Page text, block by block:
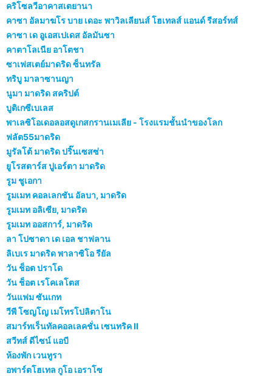
คริโซลวีอาคาสเตยานา
คาซา อัลมาฆโร บาย เดอะ พาวิลเลียนส์ โฮเทลส์ แอนด์ รีสอร์ทส์
คาซา เด อูเอสเปเดส อัลมันซา
คาตาโลเนีย อาโตชา
ซาเฟสเตย์มาดริด ซ็นทรัล
ทริบู มาลาซานญา
นูมา มาดริด สคริปต์
บูติเกซีเบเลส
พาเลซิโอเดอลอสดูเกสกรานเมเลีย - โรงแรมชั้นนำของโลก
ฟลัต55มาดริด
มูรัลโต้ มาดริด ปริ๊นเซสซ่า
ยูโรสตาร์ส ปูเอร์ตา มาดริด
รูม ชูเอกา
รูมเมท คอลเลกชัน อัลบา, มาดริด
รูมเมท อลิเซีย, มาดริด
รูมเมท ออสการ์, มาดริด
ลา โปซาดา เด เอล ชาฟลาน
ลิเบเร มาดริด พาลาซิโอ รียัล
วัน ช็อต ปราโด
วัน ช็อต เรโคเลโตส
วันแฟม ซันเกท
วีพี โซญโญ เมโทรโปลิตาโน
สมาร์ทเร็นทัลคอลเลคชั่น เซนทริค II
สวีทส์ ดีไซน์ แอบี
ห้องพัก เวนทูรา
อพาร์ตโฮเทล กูโอ เอราโซ